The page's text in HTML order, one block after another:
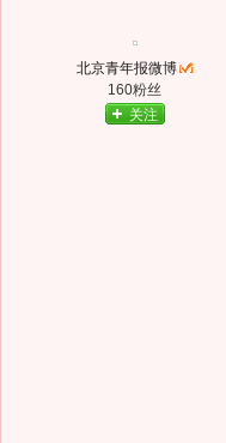
北京青年报微博
160粉丝
关注